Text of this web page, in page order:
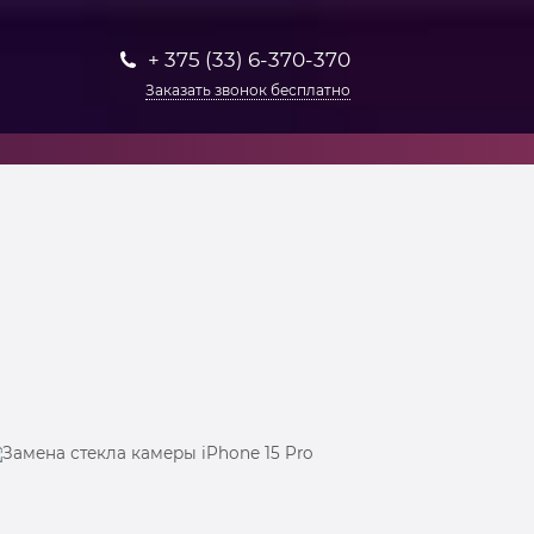
+ 375 (33) 6-370-370
Заказать звонок бесплатно